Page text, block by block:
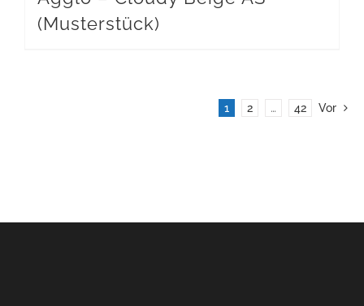
(Musterstück)
1 2 … 42 Vor